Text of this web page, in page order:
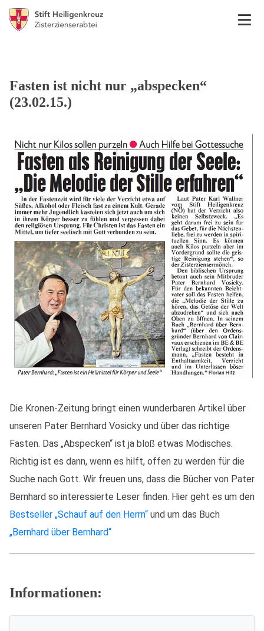
Fasten ist nicht nur „abspecken“
(23.02.15.)
Die Kronen-Zeitung bringt einen wunderbaren Artikel über
unseren Pater Bernhard Vosicky und über das richtige
Fasten. Das „Abspecken“ ist ja bloß etwas Modisches.
Richtig ist es dann, wenn es hilft, offen zu werden für die
Suche nach Gott. Wir freuen uns, dass die Bücher von Pater
Bernhard so interessierte Leser finden. Hier geht es um den
Bestseller „Schauf auf den Herrn“ und um das Buch
„Bernhard über Bernhard“
Informationen: